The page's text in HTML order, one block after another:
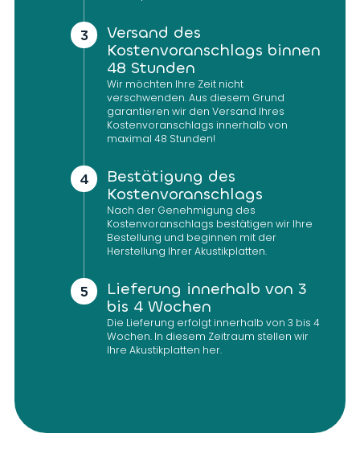
Versand des
Kostenvoranschlags binnen
48 Stunden
Wir möchten Ihre Zeit nicht
verschwenden. Aus diesem Grund
garantieren wir den Versand Ihres
Kostenvoranschlags innerhalb von
maximal 48 Stunden!
Bestätigung des
Kostenvoranschlags
Nach der Genehmigung des
Kostenvoranschlags bestätigen wir Ihre
Bestellung und beginnen mit der
Herstellung Ihrer Akustikplatten.
Lieferung innerhalb von 3
bis 4 Wochen
Die Lieferung erfolgt innerhalb von 3 bis 4
Wochen. In diesem Zeitraum stellen wir
Ihre Akustikplatten her.